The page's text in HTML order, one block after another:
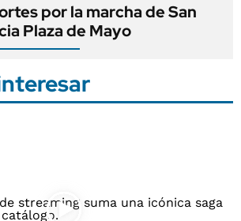
por la marcha de San
Plaza de Mayo